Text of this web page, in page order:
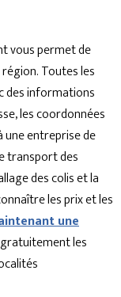
vous permet de
Toutes les
des informations
les coordonnées
une entreprise de
transport des
des colis et la
les prix et les
une
les